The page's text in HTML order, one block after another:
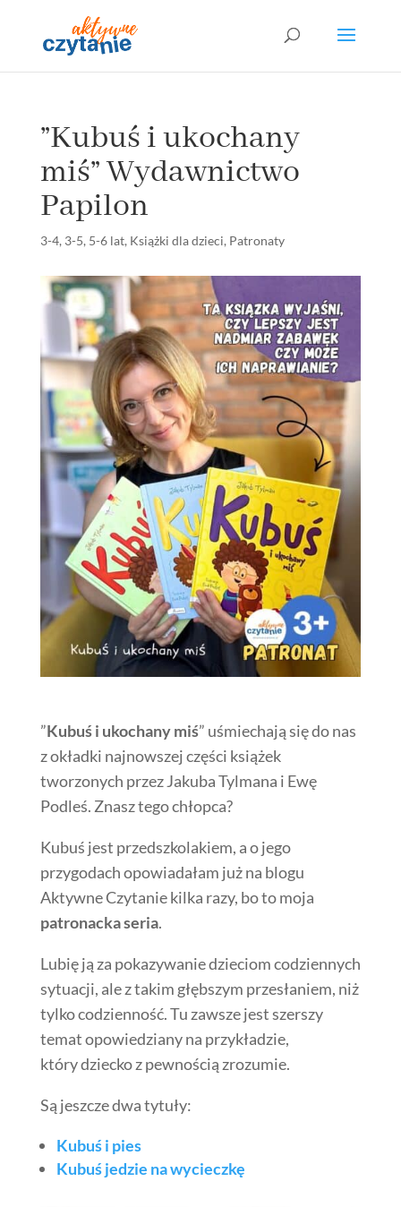
”Kubuś i ukochany
miś” Wydawnictwo
Papilon
3-4, 3-5, 5-6 lat, Książki dla dzieci, Patronaty
”Kubuś i ukochany miś” uśmiechają się do nas
z okładki najnowszej części książek
tworzonych przez Jakuba Tylmana i Ewę
Podleś. Znasz tego chłopca?
Kubuś jest przedszkolakiem, a o jego
przygodach opowiadałam już na blogu
Aktywne Czytanie kilka razy, bo to moja
patronacka seria.
Lubię ją za pokazywanie dzieciom codziennych
sytuacji, ale z takim głębszym przesłaniem, niż
tylko codzienność. Tu zawsze jest szerszy
temat opowiedziany na przykładzie,
który dziecko z pewnością zrozumie.
Są jeszcze dwa tytuły:
Kubuś i pies
Kubuś jedzie na wycieczkę